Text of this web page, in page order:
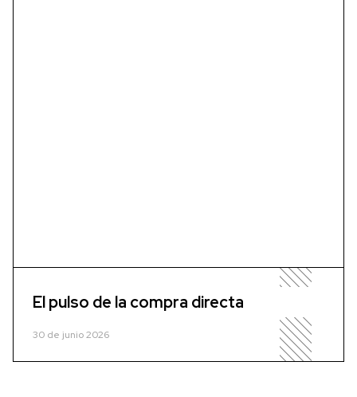
El pulso de la compra directa
30 de junio 2026